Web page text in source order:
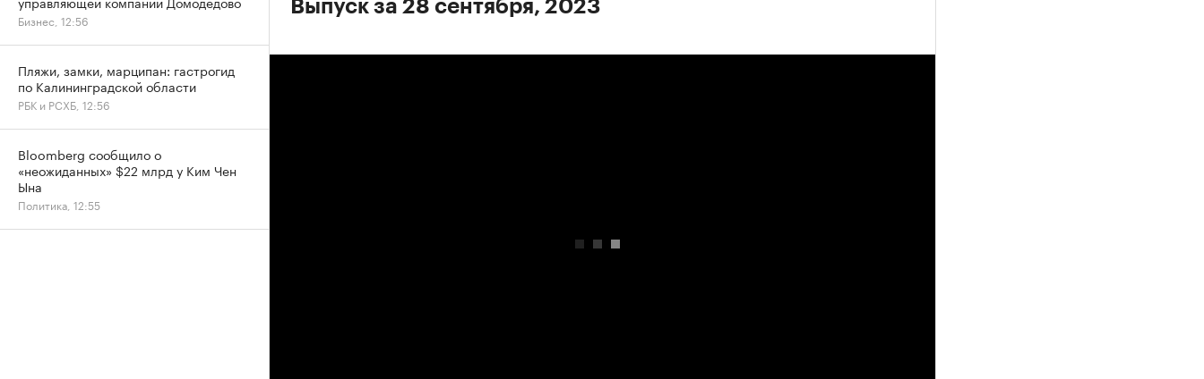
Выпуск за 28 сентября, 2023
Бизнес, 12:56
Пляжи, замки, марципан: гастрогид
по Калининградской области
РБК и РСХБ, 12:56
Bloomberg сообщило о
«неожиданных» $22 млрд у Ким Чен
Ына
Политика, 12:55